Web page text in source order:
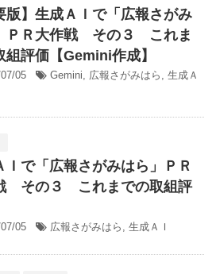
版】生成ＡＩで「広報さがみ
ＰＲ大作戦 その３ これま
組評価【Gemini作成】
05 Gemini, 広報さがみはら , 生成Ａ
Ｉで「広報さがみはら」ＰＲ
その３ これまでの取組評
05 広報さがみはら , 生成ＡＩ